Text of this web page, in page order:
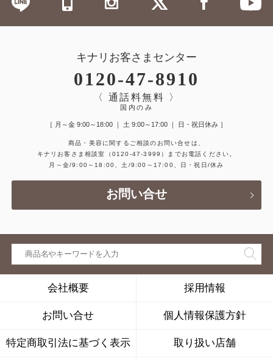
キナリお客さまセンター
0120-47-8910
〈 通話料無料 〉
国内のみ
［ 月～金 9:00～18:00 ｜ 土 9:00～17:00 ｜ 日・祝日休み ］
商品・美容に関するご相談のお問い合せは、
キナリお客さま相談室
（0120-47-3999）
までお電話ください。
月～金/9:00～18:00、土/9:00～17:00、日・祝日/休み
お問い合せ
会社概要 採用情報
お問い合せ 個人情報保護方針
特定商取引法に基づく表示 取り扱い店舗